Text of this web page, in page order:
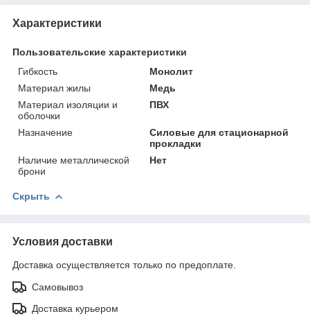
Характеристики
Пользовательские характеристики
Гибкость
Монолит
Материал жилы
Медь
Материал изоляции и
оболочки
ПВХ
Назначение
Силовые для стационарной
прокладки
Наличие металлической
брони
Нет
Скрыть
Условия доставки
Доставка осуществляется только по предоплате.
Самовывоз
Доставка курьером